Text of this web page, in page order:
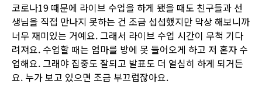
코로나19 때문에 라이브 수업을 하게 됐을 때도 친구들과 선
생님을 직접 만나지 못하는 건 조금 섭섭했지만 막상 해보니까
너무 재미있는 거예요. 그래서 라이브 수업 시간이 무척 기다
려져요. 수업할 때는 엄마를 방에 못 들어오게 하고 저 혼자 수
업해요. 그래야 집중도 잘되고 발표도 더 열심히 하게 되거든
요. 누가 보고 있으면 조금 부끄럽잖아요.